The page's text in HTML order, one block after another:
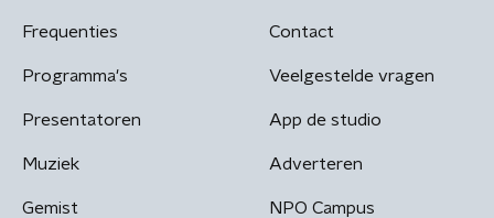
Frequenties
Programma's
Presentatoren
Muziek
Gemist
Contact
Veelgestelde vragen
App de studio
Adverteren
NPO Campus